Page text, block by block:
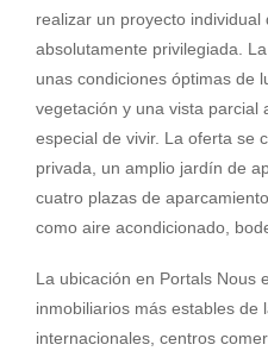
realizar un proyecto
absolutamente privilegiada.
unas condiciones óptimas de
vegetación y una vista parcial
especial de vivir. La oferta se
privada, un amplio jardín de
cuatro plazas de
como aire acondicionado,
La ubicación en Portals Nous
inmobiliarios más estables de
internacionales, centros